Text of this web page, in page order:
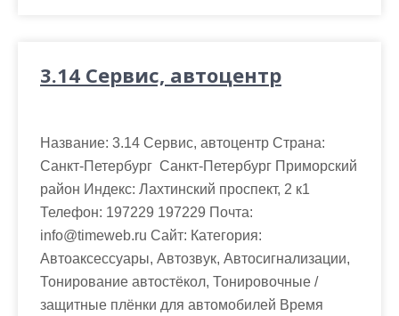
3.14 Сервис, автоцентр
Название: 3.14 Сервис, автоцентр Страна:
Санкт-Петербург Санкт-Петербург Приморский
район Индекс: Лахтинский проспект, 2 к1
Телефон: 197229 197229 Почта:
info@timeweb.ru Cайт: Категория:
Автоаксессуары, Автозвук, Автосигнализации,
Тонирование автостёкол, Тонировочные /
защитные плёнки для автомобилей Время